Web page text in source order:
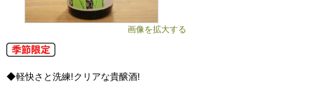
画像を拡大する
◆軽快さと洗練!クリアな貴醸酒!